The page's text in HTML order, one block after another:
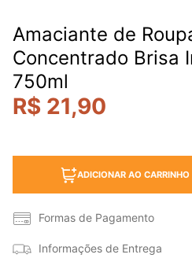
Amaciante de
Concentrado Brisa
750ml
R$ 21,90
ADICIONAR AO CARRINHO
Formas de Pagamento
Informações de Entrega